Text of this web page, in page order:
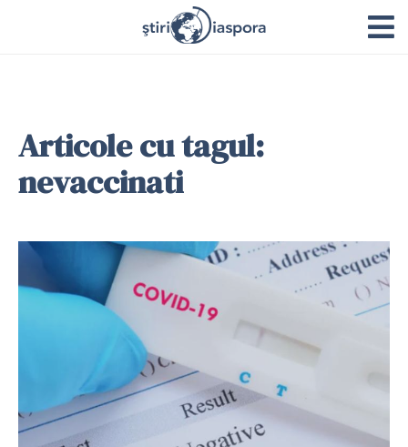
Articole cu tagul:
nevaccinati